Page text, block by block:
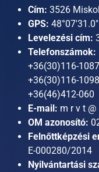
Cím: 3526
GPS:
Levelezési cím:
Telefonszámok:
+36(30)116-1087
+36(30)116-1098
+36(46)412-060
E-mail: m r v t
OM azonosító:
Felnőttképzési
E-000280/2014
Nyilvántartási